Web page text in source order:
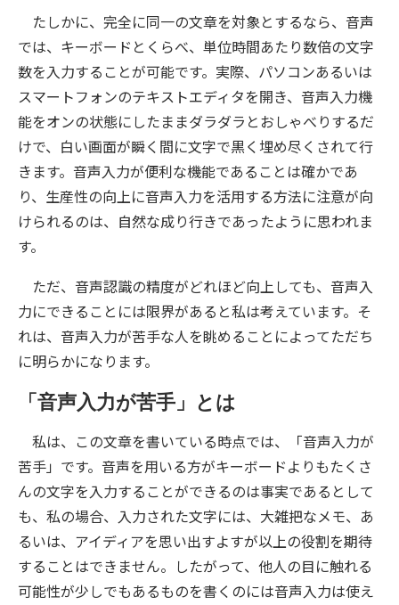
たしかに、完全に同一の文章を対象とするなら、音声
では、キーボードとくらべ、単位時間あたり数倍の文字
数を入力することが可能です。実際、パソコンあるいは
スマートフォンのテキストエディタを開き、音声入力機
能をオンの状態にしたままダラダラとおしゃべりするだ
けで、白い画面が瞬く間に文字で黒く埋め尽くされて行
きます。音声入力が便利な機能であることは確かであ
り、生産性の向上に音声入力を活用する方法に注意が向
けられるのは、自然な成り行きであったように思われま
す。
ただ、音声認識の精度がどれほど向上しても、音声入
力にできることには限界があると私は考えています。そ
れは、音声入力が苦手な人を眺めることによってただち
に明らかになります。
「音声入力が苦手」とは
私は、この文章を書いている時点では、「音声入力が
苦手」です。音声を用いる方がキーボードよりもたくさ
んの文字を入力することができるのは事実であるとして
も、私の場合、入力された文字には、大雑把なメモ、あ
るいは、アイディアを思い出すよすが以上の役割を期待
することはできません。したがって、他人の目に触れる
可能性が少しでもあるものを書くのには音声入力は使え